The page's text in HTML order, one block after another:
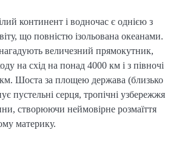
континент і водночас є однією з
що повністю ізольована океанами.
нагадують величезний прямокутник,
на схід на понад 4000 км і з півночі
Шоста за площею держава (близько
пустельні серця, тропічні узбережжя
створюючи неймовірне розмаїття
материку.